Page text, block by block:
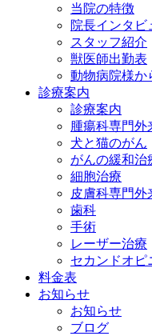
当院の特徴
院長インタビ
スタッフ紹介
獣医師出勤表
動物病院様か
診療案内
診療案内
腫瘍科専門外
犬と猫のがん
がんの緩和治
細胞治療
皮膚科専門外
歯科
手術
レーザー治療
セカンドオピ
料金表
お知らせ
お知らせ
ブログ